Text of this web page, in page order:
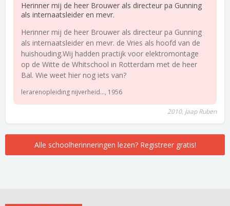
Herinner mij de heer Brouwer als directeur pa Gunning
als internaatsleider en mevr.
Herinner mij de heer Brouwer als directeur pa Gunning
als internaatsleider en mevr. de Vries als hoofd van de
huishouding.Wij hadden practijk voor elektromontage
op de Witte de Whitschool in Rotterdam met de heer
Bal. Wie weet hier nog iets van?
lerarenopleiding nijverheid..., 1956
2010, Jaap Ruben
Alle schoolherinneringen lezen? Registreer gratis!